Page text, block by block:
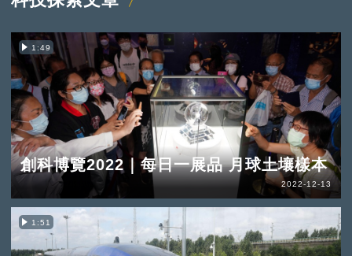
1:49
創科博覽2022｜每日一展品 月球土壤樣本
2022-12-13
1:51